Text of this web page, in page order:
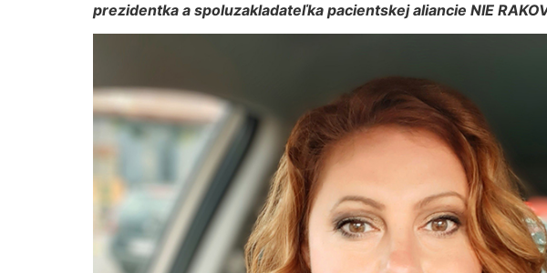
prezidentka a spoluzakladateľka pacientskej aliancie NIE